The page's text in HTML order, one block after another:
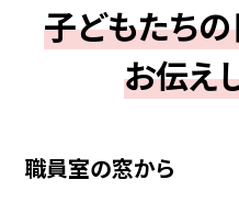
子どもたち
お伝え
職員室の窓から